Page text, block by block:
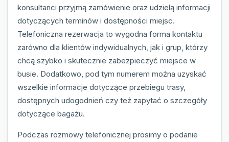
konsultanci przyjmą zamówienie oraz udzielą informacji
dotyczących terminów i dostępności miejsc.
Telefoniczna rezerwacja to wygodna forma kontaktu
zarówno dla klientów indywidualnych, jak i grup, którzy
chcą szybko i skutecznie zabezpieczyć miejsce w
busie. Dodatkowo, pod tym numerem można uzyskać
wszelkie informacje dotyczące przebiegu trasy,
dostępnych udogodnień czy też zapytać o szczegóły
dotyczące bagażu.
Podczas rozmowy telefonicznej prosimy o podanie